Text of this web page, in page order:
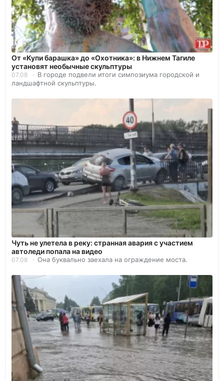
От «Купи барашка» до «Охотника»: в Нижнем Тагиле
установят необычные скульптуры
07.08
В городе подвели итоги симпозиума городской и
ландшафтной скульптуры.
Чуть не улетела в реку: странная авария с участием
автоледи попала на видео
07.08 Она буквально заехала на ограждение моста.